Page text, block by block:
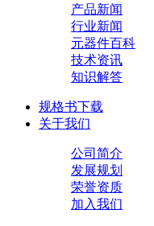
产品新闻
行业新闻
元器件百科
技术资讯
知识解答
规格书下载
关于我们
公司简介
发展规划
荣誉资质
加入我们